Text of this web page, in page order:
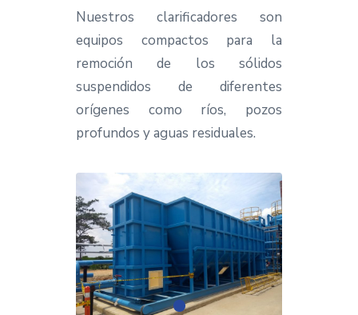
Nuestros clarificadores son
equipos compactos para la
remoción de los sólidos
suspendidos de diferentes
orígenes como ríos, pozos
profundos y aguas residuales.